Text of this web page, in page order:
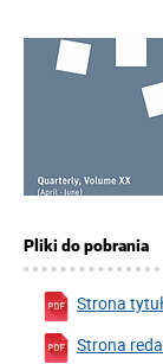
Pliki do pobrania
Strona
Strona